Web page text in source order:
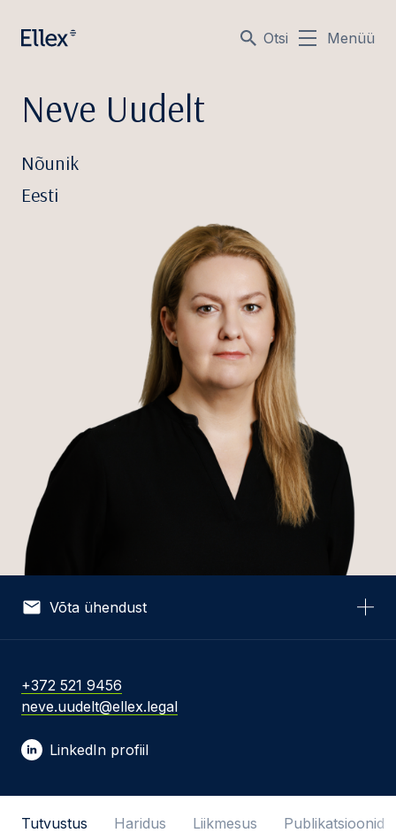
Otsi Menüü
Neve Uudelt
Nõunik
Eesti
Võta ühendust
E-post *
Sõnum
+372 521 9456
neve.uudelt@ellex.legal
LinkedIn profiil
Tutvustus Haridus Liikmesus Publikatsioonid